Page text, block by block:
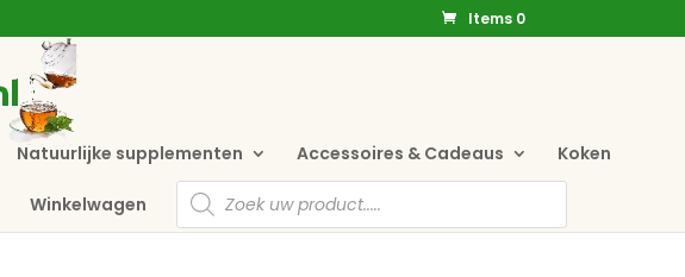
Items 0
Natuurlijke supplementen Accessoires & Cadeaus Koken
Winkelwagen
Producten
zoeken